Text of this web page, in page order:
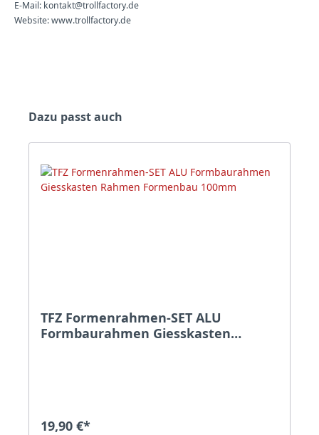
E-Mail: kontakt@trollfactory.de
Website: www.trollfactory.de
Produktgalerie überspringen
Dazu passt auch
TFZ Formenrahmen-SET ALU
Formbaurahmen Giesskasten
19,90 €*